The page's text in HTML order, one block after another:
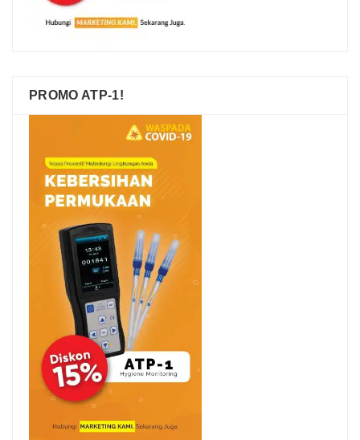
PROMO ATP-1!